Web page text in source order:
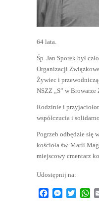
64 lata.
Śp. Jan Sporek był
Organizacji
Żywiec i
NSZZ „S” w
Rodzinie i
współczucia i
Pogrzeb odbędzie się
kościoła św. Marii
miejscowy cmentarz
Udostępnij na:
FacebookMessenger
Twitter